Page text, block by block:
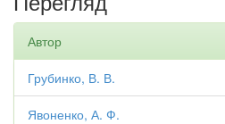
Автор
Грубинко, В. В.
Явоненко, А. Ф.